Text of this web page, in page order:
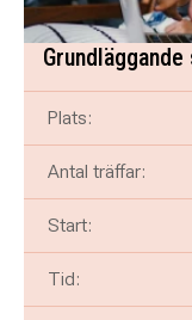
Plats:
Antal träffar:
Start:
Tid: